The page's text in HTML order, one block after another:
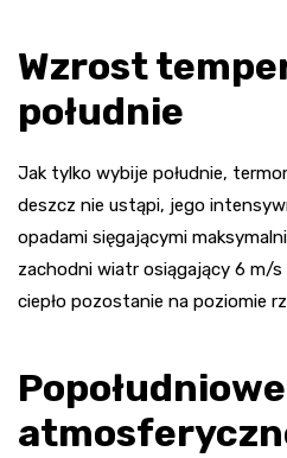
Wzrost
południe
Jak tylko wybije południe,
deszcz nie ustąpi, jego
opadami sięgającymi
zachodni wiatr osiągający 6 m/s
ciepło pozostanie na poziomie